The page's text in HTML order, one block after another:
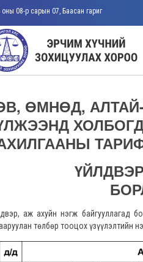
оны 08-р сарын 07, Баасан гариг
ӨМНӨД,
аж ахуйн нэгж байгууллагад
төлбөр тооцох үзүүлэлтийн